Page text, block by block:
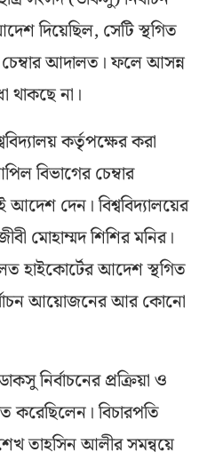
দিয়েছিল, সেটি স্থগিত
আদালত। ফলে আসন্ন
থাকছে না।
কর্তৃপক্ষের করা
বিভাগের চেম্বার
আদেশ দেন। বিশ্ববিদ্যালয়ের
মোহাম্মদ শিশির মনির।
হাইকোর্টের আদেশ স্থগিত
আয়োজনের আর কোনো
নির্বাচনের প্রক্রিয়া ও
করেছিলেন। বিচারপতি
তাহসিন আলীর সমন্বয়ে